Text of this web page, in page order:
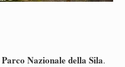
Parco Nazionale della Sila.